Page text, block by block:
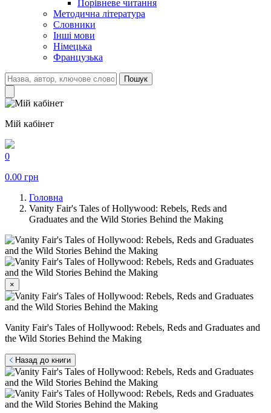
Порівневе читання
Методична література
Словники
Інші мови
Німецька
Французька
Пошук
Мій кабінет
0
0.00 грн
Головна
Vanity Fair's Tales of Hollywood: Rebels, Reds and
Graduates and the Wild Stories Behind the Making
×
Vanity Fair's Tales of Hollywood: Rebels, Reds and Graduates and
the Wild Stories Behind the Making
Назад до книги